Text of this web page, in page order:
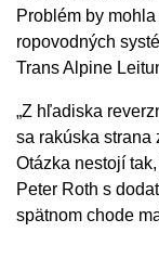
Problém by
ropovodných
Trans Alpine
„Z hľadiska
sa rakúska strana
Otázka nestojí
Peter Roth s
spätnom chode